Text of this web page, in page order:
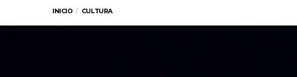
INICIO CULTURA